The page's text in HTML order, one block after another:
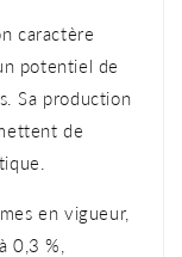
caractère
potentiel de
Sa production
de
en vigueur,
0,3 %,